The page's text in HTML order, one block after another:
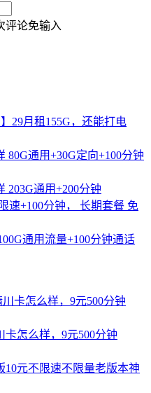
评论免输入
29月租155G，还能打电
80G通用+30G定向+100分钟
203G通用+200分钟
速+100分钟， 长期套餐 免
通用流量+100分钟通话
卡怎么样，9元500分钟
卡怎么样，9元500分钟
10元不限速不限量老版本神